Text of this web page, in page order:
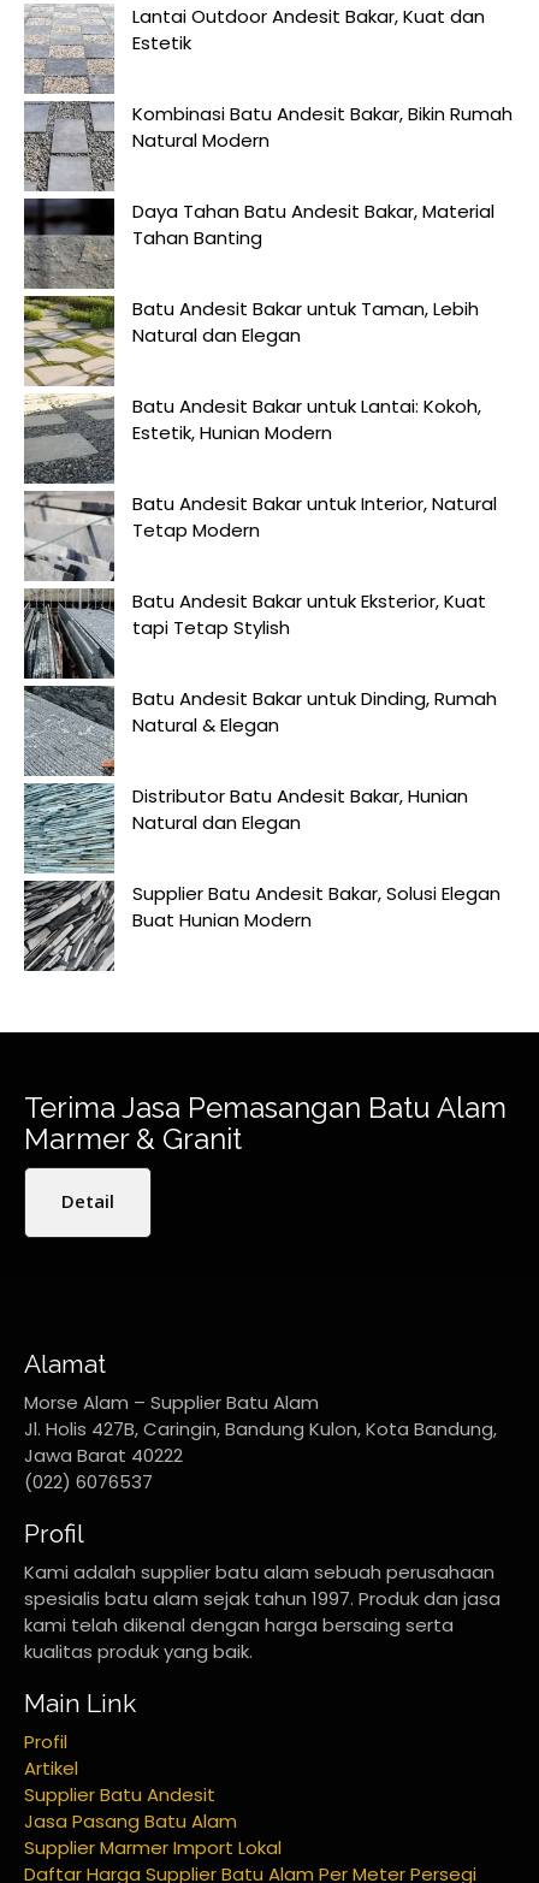
Lantai Outdoor Andesit Bakar, Kuat dan
Estetik
Kombinasi Batu Andesit Bakar, Bikin Rumah
Natural Modern
Daya Tahan Batu Andesit Bakar, Material
Tahan Banting
Batu Andesit Bakar untuk Taman, Lebih
Natural dan Elegan
Batu Andesit Bakar untuk Lantai: Kokoh,
Estetik, Hunian Modern
Batu Andesit Bakar untuk Interior, Natural
Tetap Modern
Batu Andesit Bakar untuk Eksterior, Kuat
tapi Tetap Stylish
Batu Andesit Bakar untuk Dinding, Rumah
Natural & Elegan
Distributor Batu Andesit Bakar, Hunian
Natural dan Elegan
Supplier Batu Andesit Bakar, Solusi Elegan
Buat Hunian Modern
Terima Jasa Pemasangan Batu Alam
Marmer & Granit
Detail
Alamat
Morse Alam – Supplier Batu Alam
Jl. Holis 427B, Caringin, Bandung Kulon, Kota Bandung,
Jawa Barat 40222
(022) 6076537
Profil
Kami adalah supplier batu alam sebuah perusahaan
spesialis batu alam sejak tahun 1997. Produk dan jasa
kami telah dikenal dengan harga bersaing serta
kualitas produk yang baik.
Main Link
Profil
Artikel
Supplier Batu Andesit
Jasa Pasang Batu Alam
Supplier Marmer Import Lokal
Daftar Harga Supplier Batu Alam Per Meter Persegi